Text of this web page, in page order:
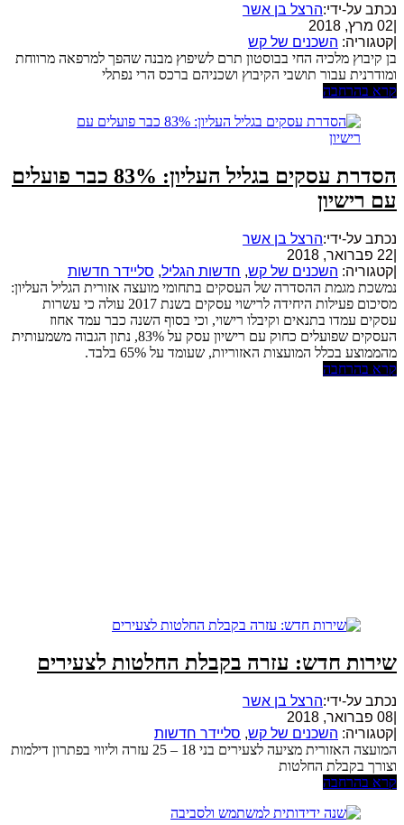
נכתב על-ידי:הרצל בן אשר
02 מרץ, 2018
קטגוריה: השכנים של קש
בן קיבוץ מלכיה החי בבוסטון תרם לשיפוץ מבנה שהפך למרפאה מרווחת
ומודרנית עבור תושבי הקיבוץ ושכניהם ברכס הרי נפתלי
קרא בהרחבה
הסדרת עסקים בגליל העליון: 83% כבר פועלים
עם רישיון
נכתב על-ידי:הרצל בן אשר
22 פברואר, 2018
קטגוריה: השכנים של קש, חדשות הגליל, סליידר חדשות
נמשכת מגמת ההסדרה של העסקים בתחומי מועצה אזורית הגליל העליון:
מסיכום פעילות היחידה לרישוי עסקים בשנת 2017 עולה כי עשרות
עסקים עמדו בתנאים וקיבלו רישוי, וכי בסוף השנה כבר עמד אחוז
העסקים שפועלים כחוק עם רישיון עסק על 83%, נתון הגבוה משמעותית
מהממוצע בכלל המועצות האזוריות, שעומד על 65% בלבד.
קרא בהרחבה
שירות חדש: עזרה בקבלת החלטות לצעירים
נכתב על-ידי:הרצל בן אשר
08 פברואר, 2018
קטגוריה: השכנים של קש, סליידר חדשות
המועצה האזורית מציעה לצעירים בני 18 – 25 עזרה וליווי בפתרון דילמות
וצורך בקבלת החלטות
קרא בהרחבה